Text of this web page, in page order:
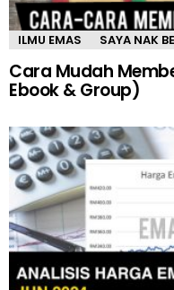
ILMU EMAS SAYA NAK
Cara Mudah
Ebook & Group)